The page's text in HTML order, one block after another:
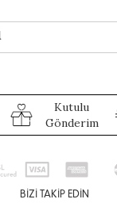
Kutulu
Gönderim
BIZI TAKIP EDIN